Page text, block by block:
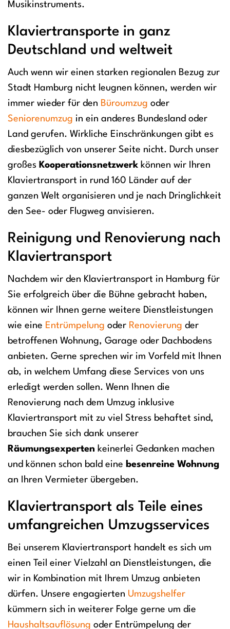
Musikinstruments.
Klaviertransporte in ganz
Deutschland und weltweit
Auch wenn wir einen starken regionalen Bezug zur
Stadt Hamburg nicht leugnen können, werden wir
immer wieder für den Büroumzug oder
Seniorenumzug in ein anderes Bundesland oder
Land gerufen. Wirkliche Einschränkungen gibt es
diesbezüglich von unserer Seite nicht. Durch unser
großes Kooperationsnetzwerk können wir Ihren
Klaviertransport in rund 160 Länder auf der
ganzen Welt organisieren und je nach Dringlichkeit
den See- oder Flugweg anvisieren.
Reinigung und Renovierung nach
Klaviertransport
Nachdem wir den Klaviertransport in Hamburg für
Sie erfolgreich über die Bühne gebracht haben,
können wir Ihnen gerne weitere Dienstleistungen
wie eine Entrümpelung oder Renovierung der
betroffenen Wohnung, Garage oder Dachbodens
anbieten. Gerne sprechen wir im Vorfeld mit Ihnen
ab, in welchem Umfang diese Services von uns
erledigt werden sollen. Wenn Ihnen die
Renovierung nach dem Umzug inklusive
Klaviertransport mit zu viel Stress behaftet sind,
brauchen Sie sich dank unserer
Räumungsexperten keinerlei Gedanken machen
und können schon bald eine besenreine Wohnung
an Ihren Vermieter übergeben.
Klaviertransport als Teile eines
umfangreichen Umzugsservices
Bei unserem Klaviertransport handelt es sich um
einen Teil einer Vielzahl an Dienstleistungen, die
wir in Kombination mit Ihrem Umzug anbieten
dürfen. Unsere engagierten Umzugshelfer
kümmern sich in weiterer Folge gerne um die
Haushaltsauflösung oder Entrümpelung der